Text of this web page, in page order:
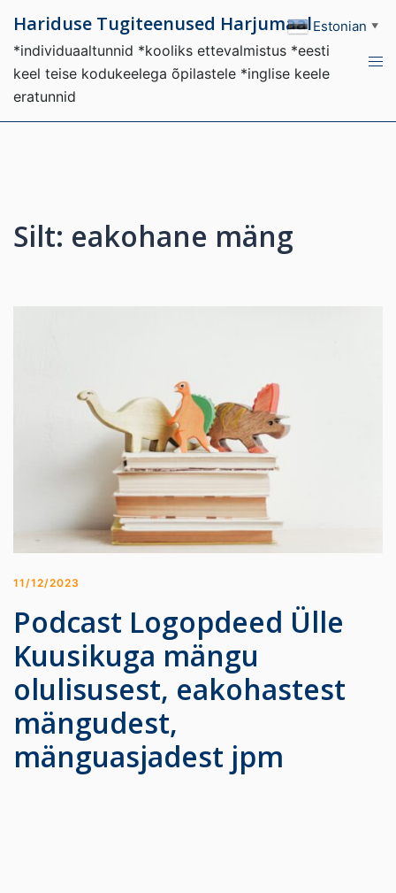
content
Hariduse Tugiteenused Harjumaal
*individuaaltunnid *kooliks ettevalmistus *eesti
keel teise kodukeelega õpilastele *inglise keele
eratunnid
Silt: eakohane mäng
11/12/2023
Podcast Logopdeed Ülle
Kuusikuga mängu
olulisusest, eakohastest
mängudest,
mänguasjadest jpm
Estonian ▼